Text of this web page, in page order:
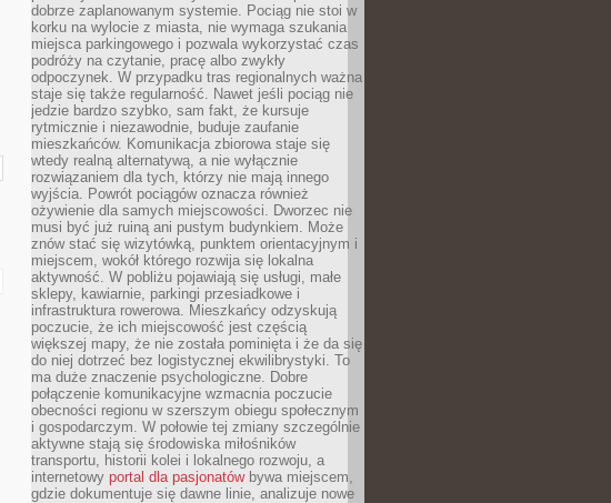
dobrze zaplanowanym systemie. Pociąg nie stoi w
korku na wylocie z miasta, nie wymaga szukania
miejsca parkingowego i pozwala wykorzystać czas
podróży na czytanie, pracę albo zwykły
odpoczynek. W przypadku tras regionalnych ważna
staje się także regularność. Nawet jeśli pociąg nie
jedzie bardzo szybko, sam fakt, że kursuje
rytmicznie i niezawodnie, buduje zaufanie
mieszkańców. Komunikacja zbiorowa staje się
wtedy realną alternatywą, a nie wyłącznie
rozwiązaniem dla tych, którzy nie mają innego
wyjścia. Powrót pociągów oznacza również
ożywienie dla samych miejscowości. Dworzec nie
musi być już ruiną ani pustym budynkiem. Może
znów stać się wizytówką, punktem orientacyjnym i
miejscem, wokół którego rozwija się lokalna
aktywność. W pobliżu pojawiają się usługi, małe
sklepy, kawiarnie, parkingi przesiadkowe i
infrastruktura rowerowa. Mieszkańcy odzyskują
poczucie, że ich miejscowość jest częścią
większej mapy, że nie została pominięta i że da się
do niej dotrzeć bez logistycznej ekwilibrystyki. To
ma duże znaczenie psychologiczne. Dobre
połączenie komunikacyjne wzmacnia poczucie
obecności regionu w szerszym obiegu społecznym
i gospodarczym. W połowie tej zmiany szczególnie
aktywne stają się środowiska miłośników
transportu, historii kolei i lokalnego rozwoju, a
internetowy portal dla pasjonatówbywa miejscem,
gdzie dokumentuje się dawne linie, analizuje nowe